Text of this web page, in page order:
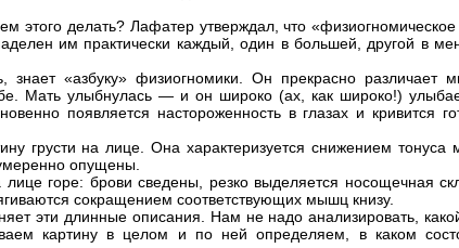
этого делать? Лафатер утверждал, что «физиогномическое
им практически каждый, один в большей, другой в
«азбуку» физиогномики. Он прекрасно различает
Мать улыбнулась — и он широко (ах, как широко!)
появляется настороженность в глазах и кривится
грусти на лице. Она характеризуется снижением тонуса
опущены.
горе: брови сведены, резко выделяется носощечная
сокращением соответствующих мышц книзу.
эти длинные описания. Нам не надо анализировать,
картину в целом и по ней определяем, в каком